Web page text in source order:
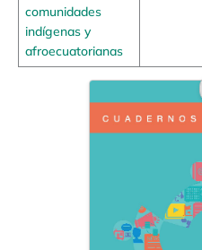
comunidades
indígenas y
afroecuatorianas